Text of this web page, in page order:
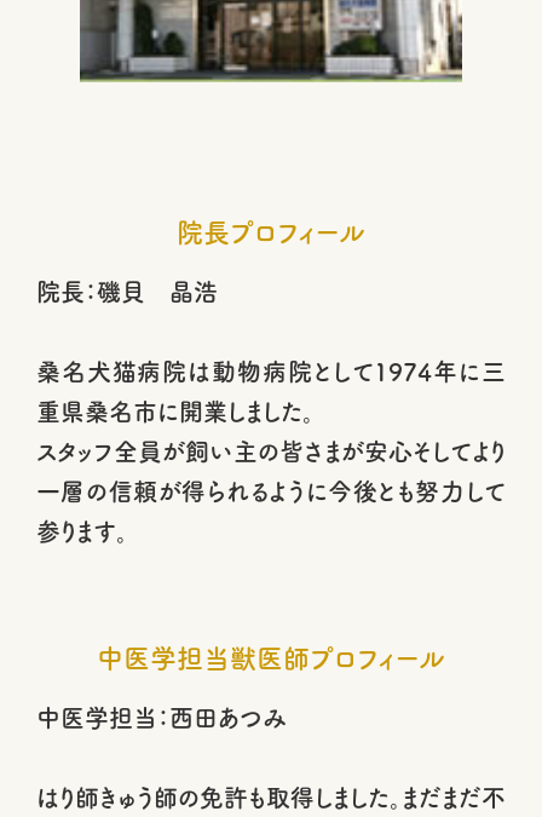
院長プロフィール
院長：磯貝 晶浩
桑名犬猫病院は動物病院として1974年に三
重県桑名市に開業しました。
スタッフ全員が飼い主の皆さまが安心そしてより
一層の信頼が得られるように今後とも努力して
参ります。
中医学担当獣医師プロフィール
中医学担当：西田あつみ
はり師きゅう師の免許も取得しました。まだまだ不